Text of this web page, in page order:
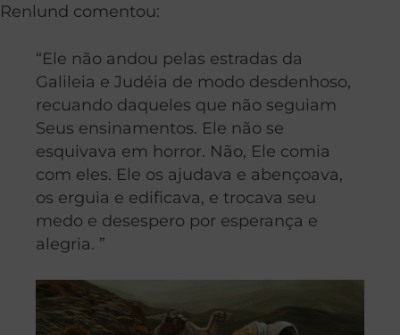
Renlund comentou:
“Ele não andou pelas estradas da
Galileia e Judéia de modo desdenhoso,
recuando daqueles que não seguiam
Seus ensinamentos. Ele não se
esquivava em horror. Não, Ele comia
com eles. Ele os ajudava e abençoava,
os erguia e edificava, e trocava seu
medo e desespero por esperança e
alegria. ”